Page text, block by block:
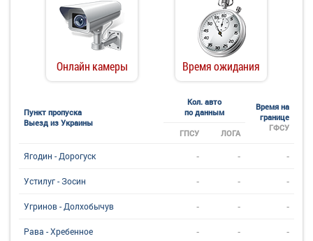
Онлайн камеры Время ожидания
Пункт пропуска
Выезд из Украины
Кол. авто
по данным
Время на
границе
ГФСУ
ГПСУ ЛОГА
Ягодин - Дорогуск - - -
Устилуг - Зосин - - -
Угринов - Долхобычув - - -
Рава - Хребенное - - -